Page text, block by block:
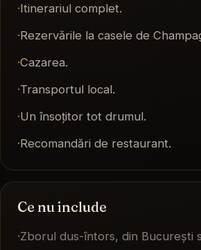
·Itinerariul complet.
·Rezervările la casele de
·Cazarea.
·Transportul local.
·Un însoțitor tot drumul.
·Recomandări de restaurant.
Ce nu include
·Zborul dus-întors, din București